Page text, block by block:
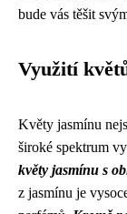
bude vás těšit
Využití
Květy jasmínu
široké spektrum
květy jasmínu s
z jasmínu je